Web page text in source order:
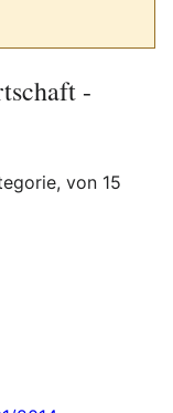
-
von 15